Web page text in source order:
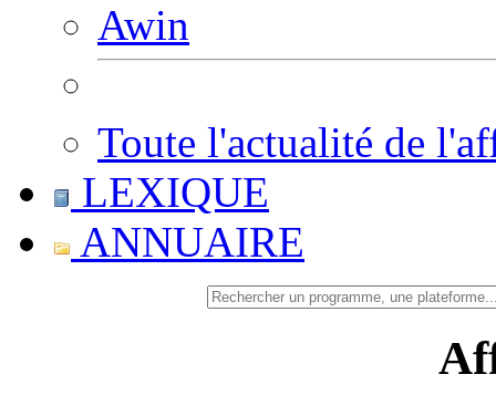
Awin
Toute l'actualité de
LEXIQUE
ANNUAIRE